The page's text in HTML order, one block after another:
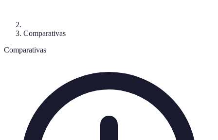
Comparativas
Comparativas